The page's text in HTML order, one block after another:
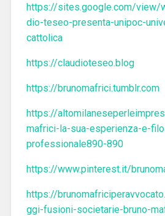
https://sites.google.com/view/
dio-teseo-presenta-unipoc-
cattolica
https://claudioteseo.blog
https://brunomafrici.tumblr.com
https://
mafrici-la-sua-esperienza-e-
professionale890-890
https://www.pinterest.it/
https://
ggi-fusioni-societarie-bruno-